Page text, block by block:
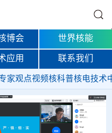
博会 世界核能
应用 联系我们
家观点视频核科普核电技术